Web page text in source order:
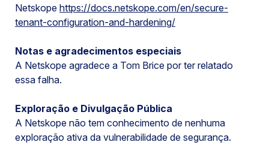
Netskope https://docs.netskope.com/en/secure-
tenant-configuration-and-hardening/
Notas e agradecimentos especiais
A Netskope agradece a Tom Brice por ter relatado
essa falha.
Exploração e Divulgação Pública
A Netskope não tem conhecimento de nenhuma
exploração ativa da vulnerabilidade de segurança.